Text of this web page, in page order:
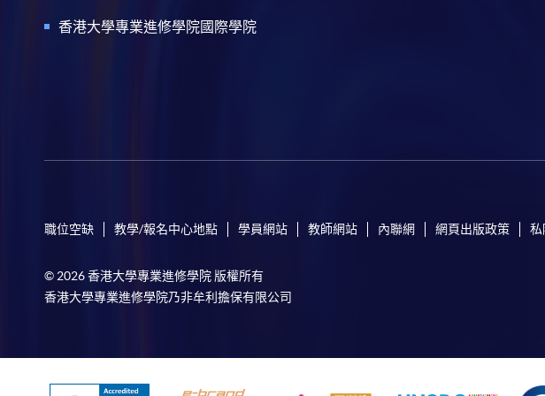
香港大學專業進修學院國際學院
職位空缺 教學/報名中心地點 學員網站 教師網站 內聯網 網頁出版政策 私
© 2026 香港大學專業進修學院 版權所有
香港大學專業進修學院乃非牟利擔保有限公司